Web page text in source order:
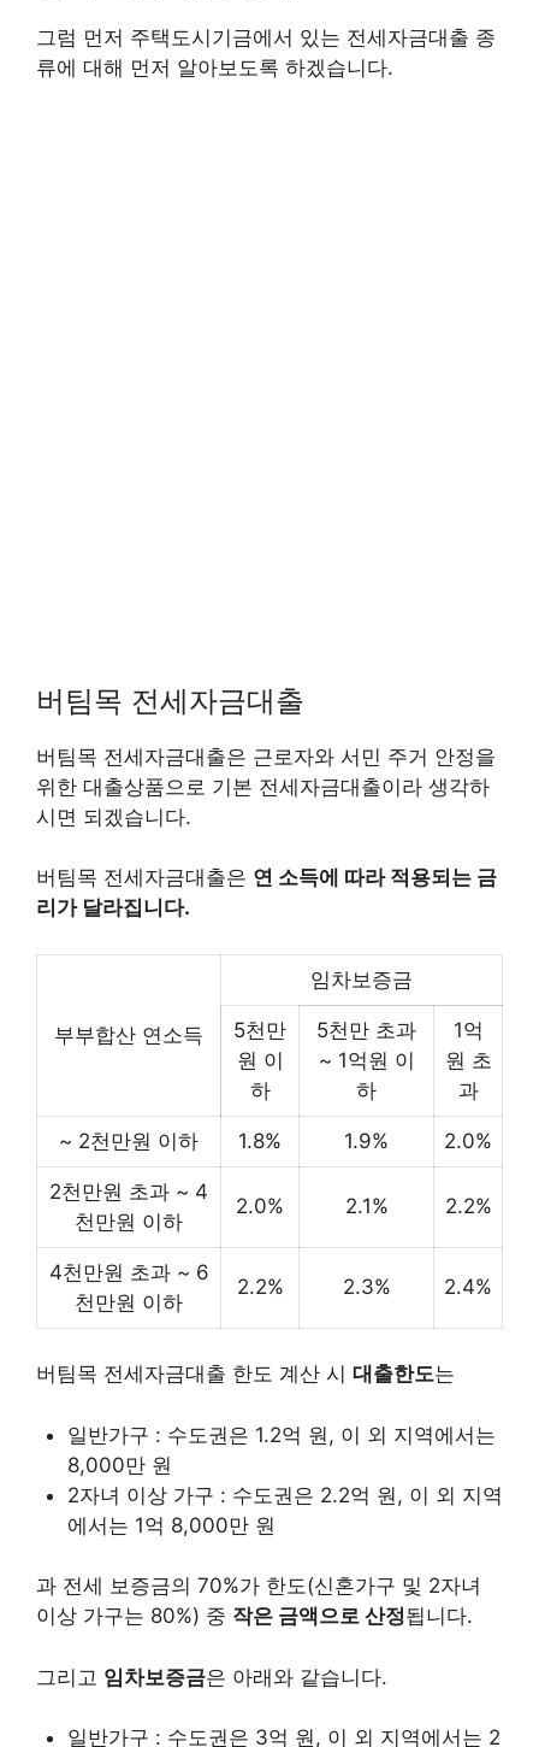
그럼 먼저 주택도시기금에서 있는 전세자금대출 종
류에 대해 먼저 알아보도록 하겠습니다.
버팀목 전세자금대출
버팀목 전세자금대출은 근로자와 서민 주거 안정을
위한 대출상품으로 기본 전세자금대출이라 생각하
시면 되겠습니다.
버팀목 전세자금대출은 연 소득에 따라 적용되는 금
리가 달라집니다.
부부합산 연소득
임차보증금
5천만
원 이
하
5천만 초과
~ 1억원 이
하
1억
원 초
과
~ 2천만원 이하 1.8% 1.9% 2.0%
2천만원 초과 ~ 4
천만원 이하
2.0% 2.1% 2.2%
4천만원 초과 ~ 6
천만원 이하
2.2% 2.3% 2.4%
버팀목 전세자금대출 한도 계산 시 대출한도는
일반가구 : 수도권은 1.2억 원, 이 외 지역에서는
8,000만 원
2자녀 이상 가구 : 수도권은 2.2억 원, 이 외 지역
에서는 1억 8,000만 원
과 전세 보증금의 70%가 한도(신혼가구 및 2자녀
이상 가구는 80%) 중 작은 금액으로 산정됩니다.
그리고 임차보증금은 아래와 같습니다.
일반가구 : 수도권은 3억 원, 이 외 지역에서는 2